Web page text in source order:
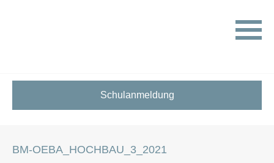
Schulanmeldung
BM-OEBA_HOCHBAU_3_2021